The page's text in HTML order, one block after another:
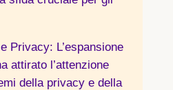
Privacy: L’espansione
attirato l’attenzione
della privacy e della